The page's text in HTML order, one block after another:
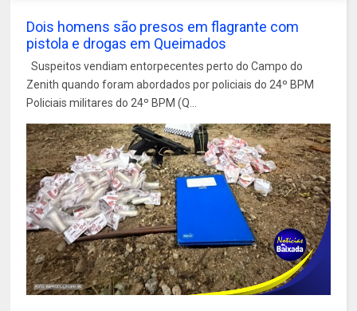
Dois homens são presos em flagrante com
pistola e drogas em Queimados
Suspeitos vendiam entorpecentes perto do Campo do
Zenith quando foram abordados por policiais do 24º BPM
Policiais militares do 24º BPM (Q...